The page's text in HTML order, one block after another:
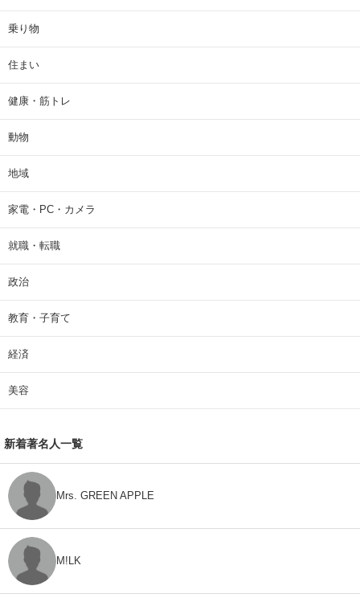
乗り物
住まい
健康・筋トレ
動物
地域
家電・PC・カメラ
就職・転職
政治
教育・子育て
経済
美容
新着著名人一覧
Mrs. GREEN APPLE
M!LK